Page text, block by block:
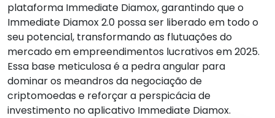
plataforma Immediate Diamox, garantindo que o
Immediate Diamox 2.0 possa ser liberado em todo o
seu potencial, transformando as flutuações do
mercado em empreendimentos lucrativos em 2025.
Essa base meticulosa é a pedra angular para
dominar os meandros da negociação de
criptomoedas e reforçar a perspicácia de
investimento no aplicativo Immediate Diamox.